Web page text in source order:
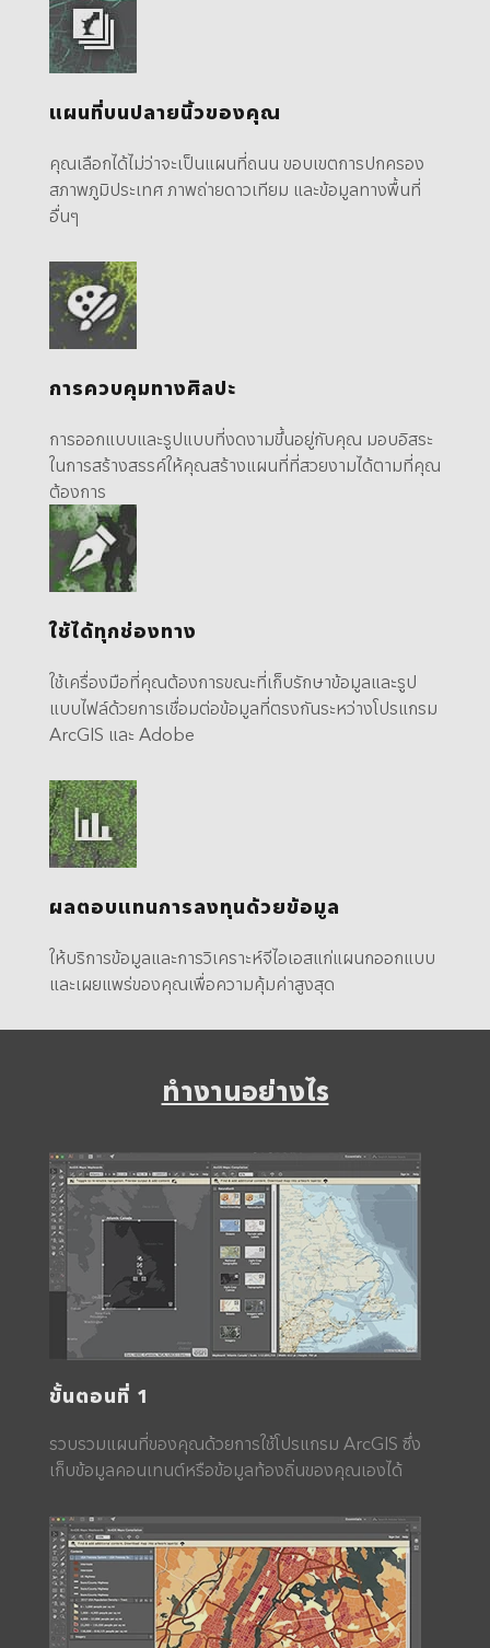
แผนที่บนปลายนิ้วของคุณ
คุณเลือกได้ไม่ว่าจะเป็นแผนที่ถนน ขอบเขตการปกครอง
สภาพภูมิประเทศ ภาพถ่ายดาวเทียม และข้อมูลทางพื้นที่
อื่นๆ
การควบคุมทางศิลปะ
การออกแบบและรูปแบบที่งดงามขึ้นอยู่กับคุณ มอบอิสระ
ในการสร้างสรรค์ให้คุณสร้างแผนที่ที่สวยงามได้ตามที่คุณ
ต้องการ
ใช้ได้ทุกช่องทาง
ใช้เครื่องมือที่คุณต้องการขณะที่เก็บรักษาข้อมูลและรูป
แบบไฟล์ด้วยการเชื่อมต่อข้อมูลที่ตรงกันระหว่างโปรแกรม
ArcGIS และ Adobe
ผลตอบแทนการลงทุนด้วยข้อมูล
ให้บริการข้อมูลและการวิเคราะห์จีไอเอสแก่แผนกออกแบบ
และเผยแพร่ของคุณเพื่อความคุ้มค่าสูงสุด
ทำงานอย่างไร
ขั้นตอนที่ 1
รวบรวมแผนที่ของคุณด้วยการใช้โปรแกรม ArcGIS ซึ่ง
เก็บข้อมูลคอนเทนต์หรือข้อมูลท้องถิ่นของคุณเองได้